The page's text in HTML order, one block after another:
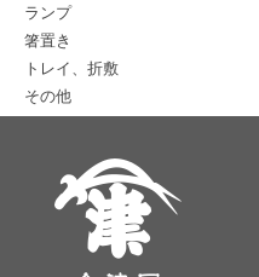
ランプ
箸置き
トレイ、折敷
その他